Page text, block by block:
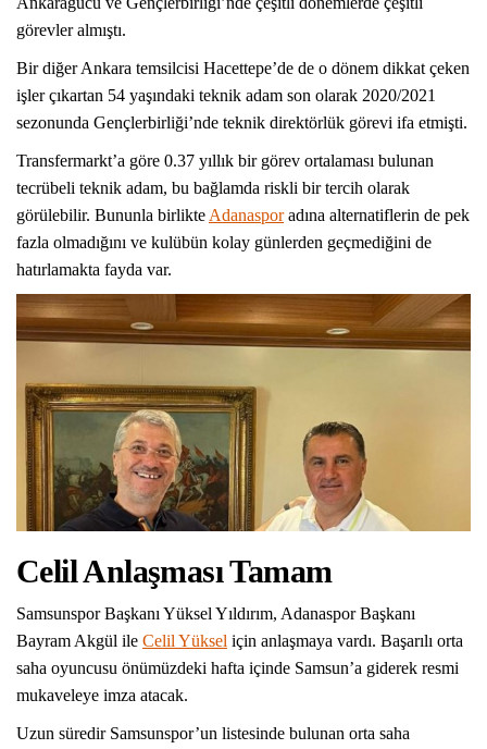
görevler almıştı.
Bir diğer Ankara temsilcisi Hacettepe’de de o dönem dikkat çeken
işler çıkartan 54 yaşındaki teknik adam son olarak 2020/2021
sezonunda Gençlerbirliği’nde teknik direktörlük görevi ifa etmişti.
Transfermarkt’a göre 0.37 yıllık bir görev ortalaması bulunan
tecrübeli teknik adam, bu bağlamda riskli bir tercih olarak
görülebilir. Bununla birlikte Adanasporadına alternatiflerin de pek
fazla olmadığını ve kulübün kolay günlerden geçmediğini de
hatırlamakta fayda var.
Celil Anlaşması Tamam
Samsunspor Başkanı Yüksel Yıldırım, Adanaspor Başkanı
Bayram Akgül ile Celil Yüksel için anlaşmaya vardı. Başarılı orta
saha oyuncusu önümüzdeki hafta içinde Samsun’a giderek resmi
mukaveleye imza atacak.
Uzun süredir Samsunspor’un listesinde bulunan orta saha